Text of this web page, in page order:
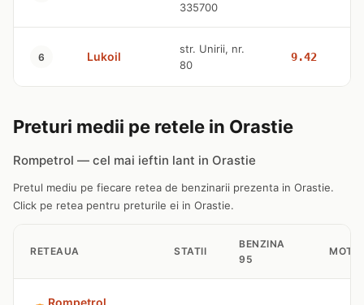
335700
6 Lukoil
str. Unirii, nr.
80
9.42
Preturi medii pe retele in Orastie
Rompetrol — cel mai ieftin lant in Orastie
Pretul mediu pe fiecare retea de benzinarii prezenta in Orastie.
Click pe retea pentru preturile ei in Orastie.
RETEAUA STATII
BENZINA
95
Rompetrol